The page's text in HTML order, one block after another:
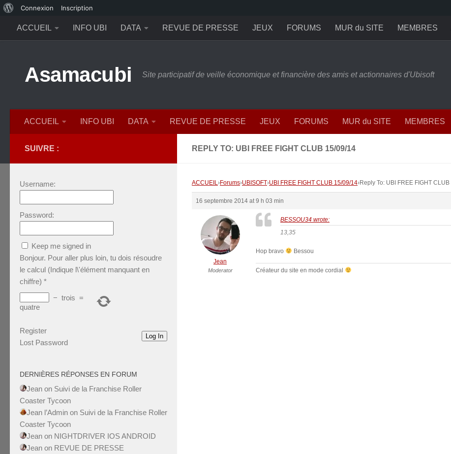
propos
de
Connexion Inscription
ACCUEIL
INFO UBI DATA REVUE DE PRESSE JEUX FORUMS MUR du SITE MEMBRES
Asamacubi Site participatif de veille économique et financière des amis et actionnaires d'Ubisoft
ACCUEIL INFO UBI DATA REVUE DE PRESSE JEUX FORUMS MUR du SITE MEMBRES
REPLY TO: UBI FREE FIGHT CLUB 15/09/14
ACCUEIL›Forums›UBISOFT›UBI FREE FIGHT CLUB 15/09/14›Reply To: UBI FREE FIGHT
16 septembre 2014 at 9 h 03 min
Jean
Moderator
BESSOU34 wrote:
13,35
Hop bravo Bessou
Créateur du site en mode cordial
SUIVRE :
Username:
Password:
Keep me signed in
Bonjour. Pour aller plus loin, tu dois résoudre
le calcul (Indique l\'élément manquant en
chiffre) *
− trois =
quatre
Log In
Register
Lost Password
DERNIÈRES RÉPONSES EN FORUM
Jean on Suivi de la Franchise Roller
Coaster Tycoon
Jean l’Admin on Suivi de la Franchise Roller
Coaster Tycoon
Jean on NIGHTDRIVER IOS ANDROID
Jean on REVUE DE PRESSE